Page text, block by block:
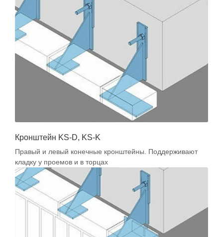
Кронштейн KS-D, KS-K
Правый и левый конечные кронштейны. Поддерживают
кладку у проемов и в торцах